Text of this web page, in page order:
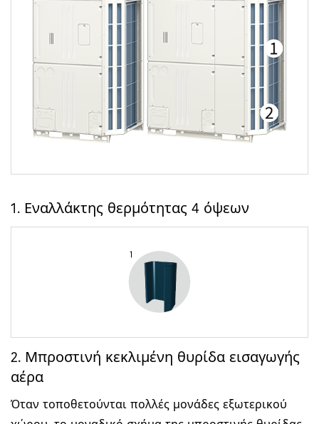
1. Εναλλάκτης θερμότητας 4 όψεων
2. Μπροστινή κεκλιμένη θυρίδα εισαγωγής
αέρα
Όταν τοποθετούνται πολλές μονάδες εξωτερικού